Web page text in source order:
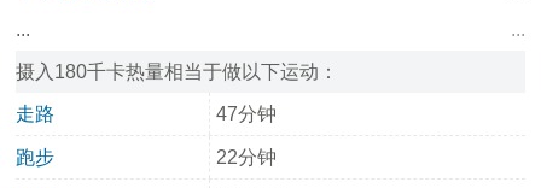
... ...
摄入180千卡热量相当于做以下运动：
走路 47分钟
跑步 22分钟